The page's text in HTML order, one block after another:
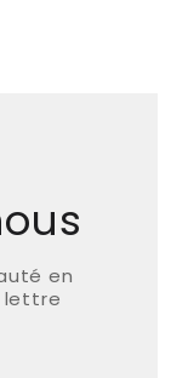
en
lettre